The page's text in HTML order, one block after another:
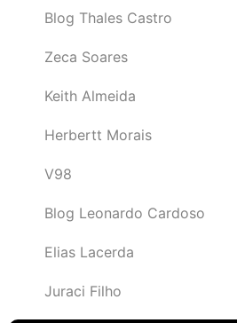
Blog Thales Castro
Zeca Soares
Keith Almeida
Herbertt Morais
V98
Blog Leonardo Cardoso
Elias Lacerda
Juraci Filho